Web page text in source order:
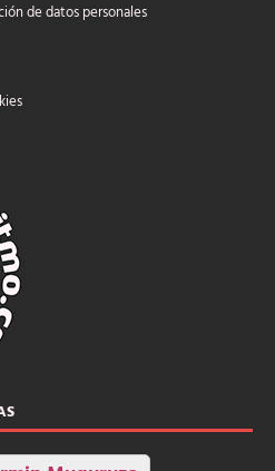
de datos personales